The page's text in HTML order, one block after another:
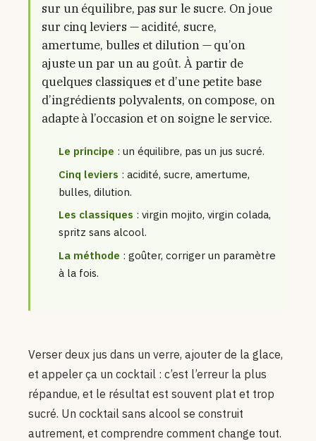
sur un équilibre, pas sur le sucre. On joue
sur cinq leviers — acidité, sucre,
amertume, bulles et dilution — qu’on
ajuste un par un au goût. À partir de
quelques classiques et d’une petite base
d’ingrédients polyvalents, on compose, on
adapte à l’occasion et on soigne le service.
Le principe : un équilibre, pas un jus sucré.
Cinq leviers : acidité, sucre, amertume,
bulles, dilution.
Les classiques : virgin mojito, virgin colada,
spritz sans alcool.
La méthode : goûter, corriger un paramètre
à la fois.
Verser deux jus dans un verre, ajouter de la glace,
et appeler ça un cocktail : c’est l’erreur la plus
répandue, et le résultat est souvent plat et trop
sucré. Un cocktail sans alcool se construit
autrement, et comprendre comment change tout.